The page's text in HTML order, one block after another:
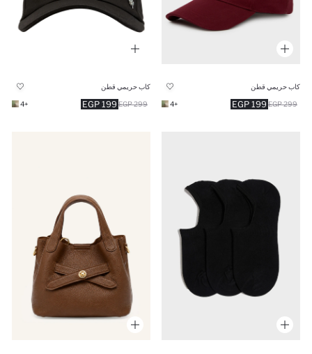
كاب حريمي قطن
199 EGP 299 EGP
+4
كاب حريمي قطن
199 EGP 299 EGP
+4